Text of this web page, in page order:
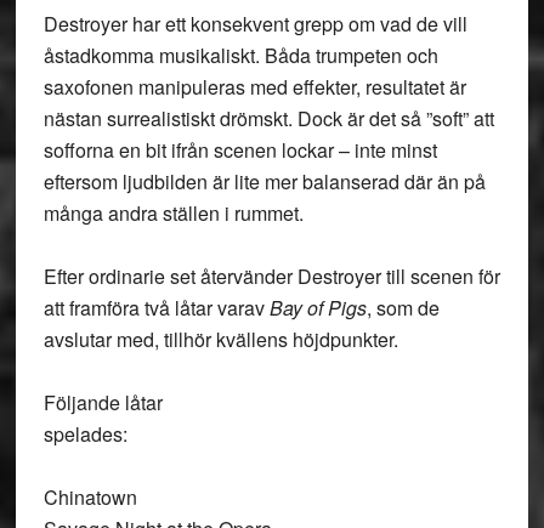
Destroyer har ett konsekvent grepp om vad de vill
åstadkomma musikaliskt. Båda trumpeten och
saxofonen manipuleras med effekter, resultatet är
nästan surrealistiskt drömskt. Dock är det så ”soft” att
sofforna en bit ifrån scenen lockar – inte minst
eftersom ljudbilden är lite mer balanserad där än på
många andra ställen i rummet.
Efter ordinarie set återvänder Destroyer till scenen för
att framföra två låtar varavBay of Pigs, som de
avslutar med, tillhör kvällens höjdpunkter.
Följande låtar
spelades:
Chinatown